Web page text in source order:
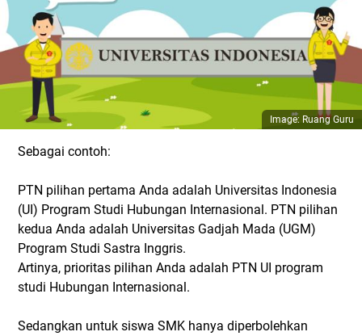
Image: Ruang Guru
Sebagai contoh:
PTN pilihan pertama Anda adalah Universitas Indonesia
(UI) Program Studi Hubungan Internasional. PTN pilihan
kedua Anda adalah Universitas Gadjah Mada (UGM)
Program Studi Sastra Inggris.
Artinya, prioritas pilihan Anda adalah PTN UI program
studi Hubungan Internasional.
Sedangkan untuk siswa SMK hanya diperbolehkan